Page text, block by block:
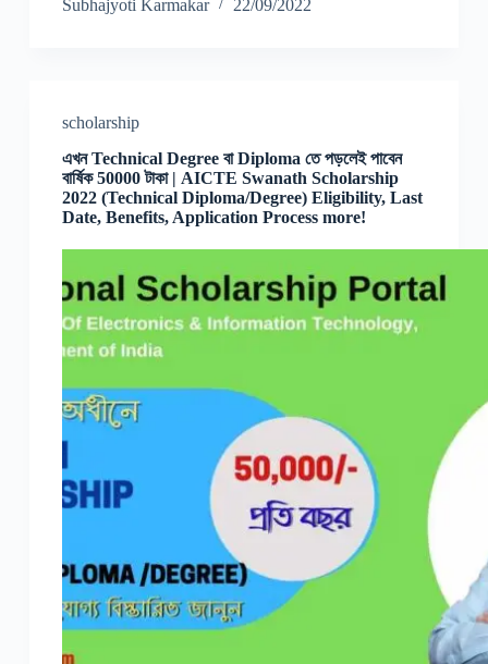
Subhajyoti Karmakar 22/09/2022
scholarship
এখন Technical Degree বা Diploma তে পড়লেই পাবেন
বার্ষিক 50000 টাকা | AICTE Swanath Scholarship
2022 (Technical Diploma/Degree) Eligibility, Last
Date, Benefits, Application Process more!